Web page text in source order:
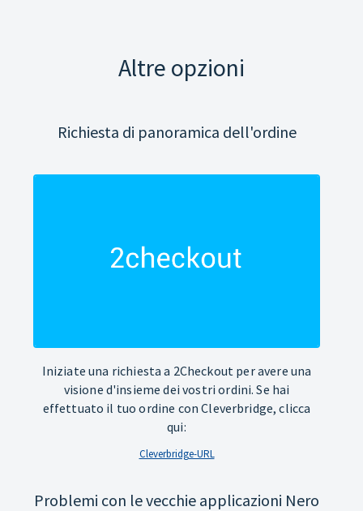
Altre opzioni
Richiesta di panoramica dell'ordine
Iniziate una richiesta a 2Checkout per avere una
visione d'insieme dei vostri ordini. Se hai
effettuato il tuo ordine con Cleverbridge, clicca
qui:
Cleverbridge-URL
Problemi con le vecchie applicazioni Nero